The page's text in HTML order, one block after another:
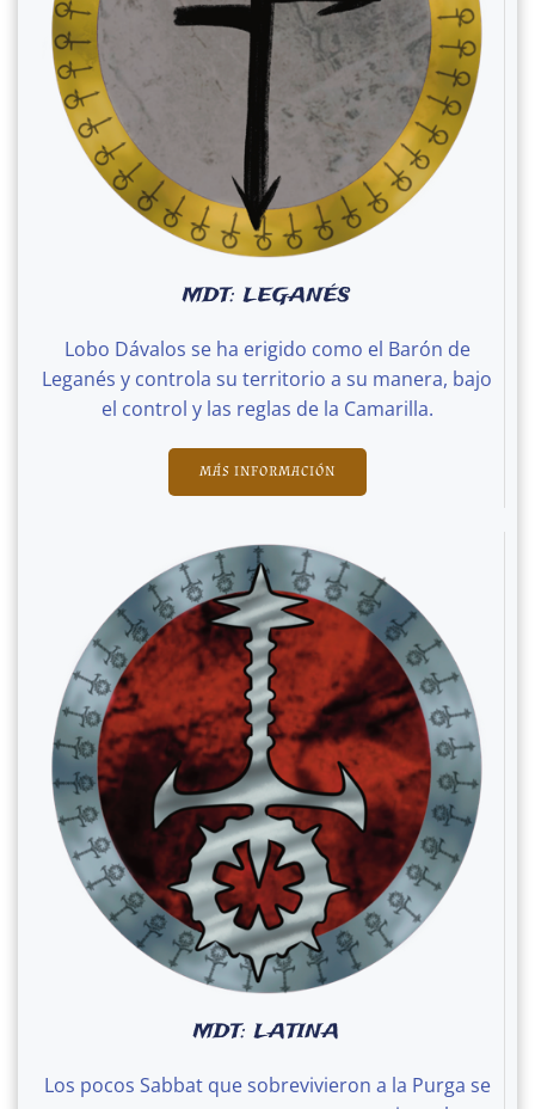
MDT: LEGANÉS
Lobo Dávalos se ha erigido como el Barón de
Leganés y controla su territorio a su manera, bajo
el control y las reglas de la Camarilla.
MÁS INFORMACIÓN
MDT: LATINA
Los pocos Sabbat que sobrevivieron a la Purga se